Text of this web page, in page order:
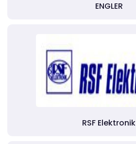
ENGLER
RSF Elektronik